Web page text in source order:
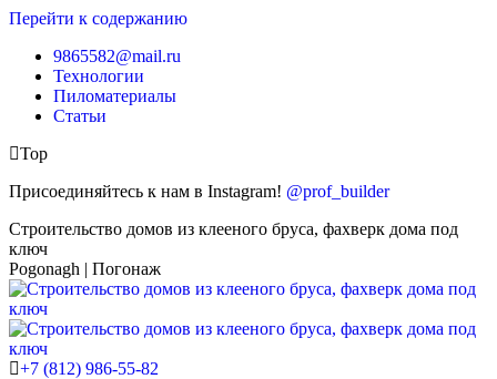
Перейти к содержанию
9865582@mail.ru
Технологии
Пиломатериалы
Статьи
Top
Присоединяйтесь к нам в Instagram! @prof_builder
Строительство домов из клееного бруса, фахверк дома под
ключ
Pogonagh | Погонаж
+7 (812) 986-55-82